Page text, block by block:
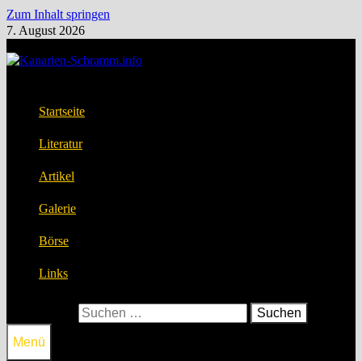
Zum Inhalt springen
7. August 2026
Startseite
Literatur
Artikel
Galerie
Börse
Links
Menü